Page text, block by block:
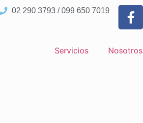
02 290 3793 / 099 650 7019
Servicios Nosotros